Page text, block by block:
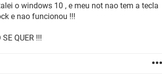
o windows 10 , e meu not nao tem a tecla
e nao funcionou !!!
QUER !!!